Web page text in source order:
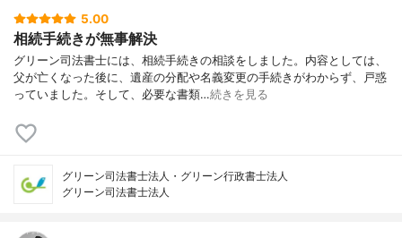
5.00
相続手続きが無事解決
グリーン司法書士には、相続手続きの相談をしました。内容としては、
父が亡くなった後に、遺産の分配や名義変更の手続きがわからず、戸惑
っていました。そして、必要な書類…続きを見る
グリーン司法書士法人・グリーン行政書士法人
グリーン司法書士法人